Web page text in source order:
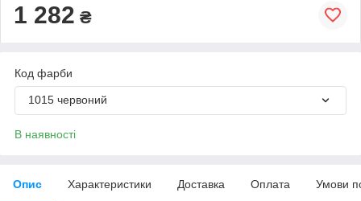
1 282 ₴
Код фарби
1015 червоний
В наявності
Опис Характеристики Доставка Оплата Умови